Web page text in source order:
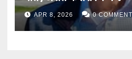
APR 8, 2026 0